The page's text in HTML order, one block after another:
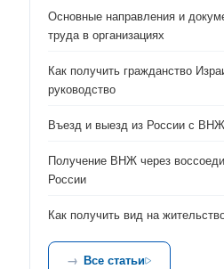
Основные направления и
труда в организациях
Как получить гражданство
руководство
Въезд и выезд из России с ВНЖ
Получение ВНЖ через
России
Как получить вид на
Все статьи